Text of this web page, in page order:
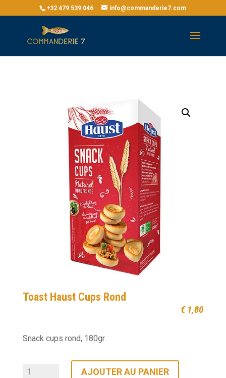
+32 479 539 046 info@commanderie7.com
Toast Haust Cups Rond
€1,80
Snack cups rond, 180gr.
quantité
AJOUTER AU PANIER